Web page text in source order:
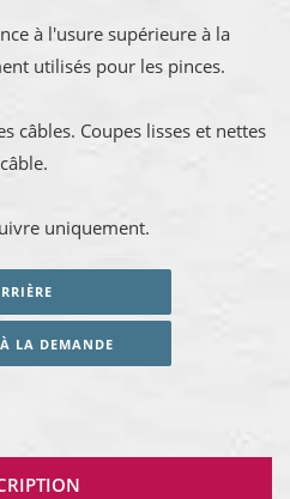
à l'usure supérieure à la
utilisés pour les pinces.
câbles. Coupes lisses et nettes
uniquement.
LA DEMANDE